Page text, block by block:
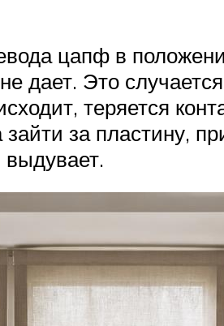
цапф в
дает. Это
теряется
за пластину,